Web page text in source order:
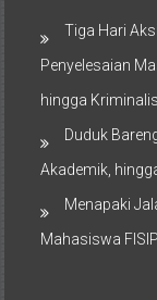
Tiga Hari
Penyelesaian
hingga
Duduk
Akademik,
Menapaki
Mahasiswa